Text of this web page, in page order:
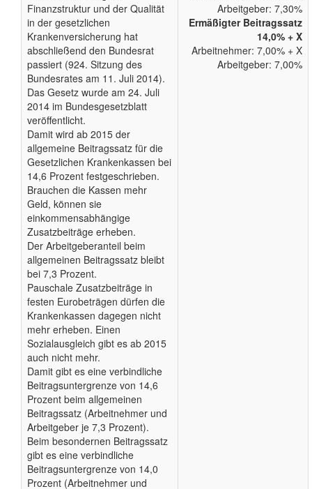
Finanzstruktur und der Qualität
in der gesetzlichen
Krankenversicherung hat
abschließend den Bundesrat
passiert (924. Sitzung des
Bundesrates am 11. Juli 2014).
Das Gesetz wurde am 24. Juli
2014 im Bundesgesetzblatt
veröffentlicht.
Damit wird ab 2015 der
allgemeine Beitragssatz für die
Gesetzlichen Krankenkassen bei
14,6 Prozent festgeschrieben.
Brauchen die Kassen mehr
Geld, können sie
einkommensabhängige
Zusatzbeiträge erheben.
Der Arbeitgeberanteil beim
allgemeinen Beitragssatz bleibt
bei 7,3 Prozent.
Pauschale Zusatzbeiträge in
festen Eurobeträgen dürfen die
Krankenkassen dagegen nicht
mehr erheben. Einen
Sozialausgleich gibt es ab 2015
auch nicht mehr.
Damit gibt es eine verbindliche
Beitragsuntergrenze von 14,6
Prozent beim allgemeinen
Beitragssatz (Arbeitnehmer und
Arbeitgeber je 7,3 Prozent).
Beim besondernen Beitragssatz
gibt es eine verbindliche
Beitragsuntergrenze von 14,0
Prozent (Arbeitnehmer und
Arbeitgeber: 7,30%
Ermäßigter Beitragssatz
14,0% + X
Arbeitnehmer: 7,00% + X
Arbeitgeber: 7,00%